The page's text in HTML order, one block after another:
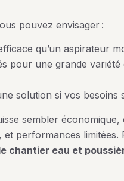
pouvez envisager :
qu’un aspirateur
pour une grande variété
solution si vos besoins
sembler économique,
performances limitées.
chantier eau et